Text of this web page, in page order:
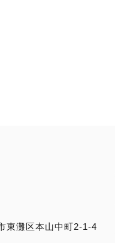
東灘区本山中町2-1-4